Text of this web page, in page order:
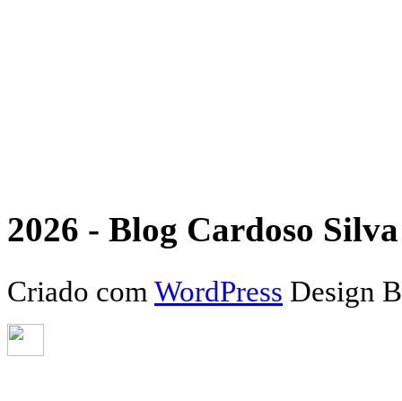
2026 - Blog Cardoso
Criado com WordPress Design